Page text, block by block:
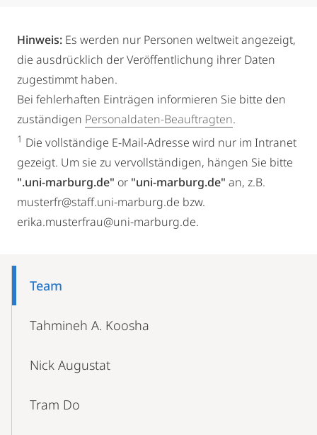
Hinweis: Es werden nur Personen weltweit angezeigt,
die ausdrücklich der Veröffentlichung ihrer Daten
zugestimmt haben.
Bei fehlerhaften Einträgen informieren Sie bitte den
zuständigen Personaldaten-Beauftragten.
1 Die vollständige E-Mail-Adresse wird nur im Intranet
gezeigt. Um sie zu vervollständigen, hängen Sie bitte
".uni-marburg.de" or "uni-marburg.de" an, z.B.
musterfr@staff.uni-marburg.de bzw.
erika.musterfrau@uni-marburg.de.
Navigation
Team
Tahmineh A. Koosha
Nick Augustat
Tram Do